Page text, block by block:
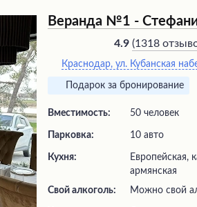
безупречную организацию
мероприятий. Благодаря
превосходному качеству
можно насладиться
в роскошной атмосфере.
Веранда №1 -
4.9 (1318
Краснодар, ул. Кубанская
Подарок за бронирование
Вместимость: 50 человек
Парковка: 10 авто
Кухня:
Европейская,
армянская
Свой алкоголь:
Можно свой